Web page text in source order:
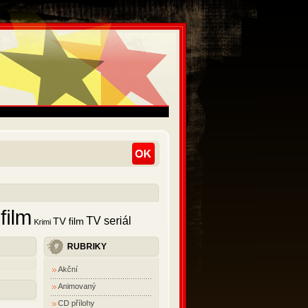
film Krimi TV film TV seriál
RUBRIKY
Akční
Animovaný
CD přílohy